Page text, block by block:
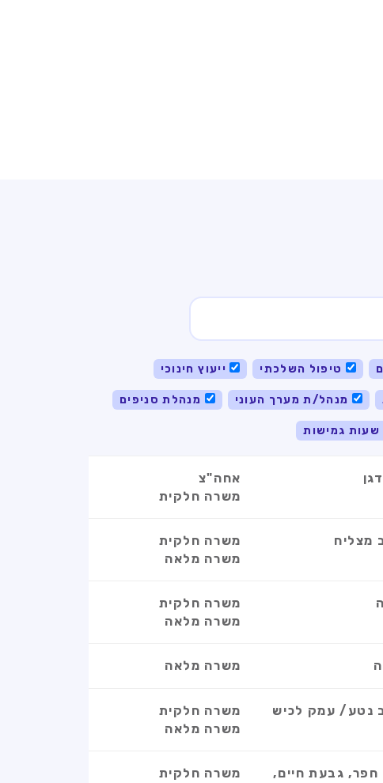
טיפול השלכתי ייעוץ חינוכי
מנהל/ת מערך העוני מנהלת סניפים
שעות גמישות
אחה"צ
משרה חלקית
מצליח
משרה חלקית
משרה מלאה
משרה חלקית
משרה מלאה
משרה מלאה
נטע/ עמק לכיש
משרה חלקית
משרה מלאה
גבעת חיים,
משרה חלקית